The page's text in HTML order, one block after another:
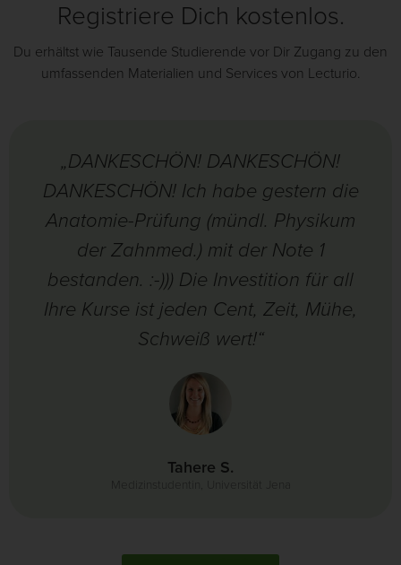
Registriere Dich kostenlos.
Du erhältst wie Tausende Studierende vor Dir Zugang zu den
umfassenden Materialien und Services von Lecturio.
„DANKESCHÖN! DANKESCHÖN!
DANKESCHÖN! Ich habe gestern die
Anatomie-Prüfung (mündl. Physikum
der Zahnmed.) mit der Note 1
bestanden. :-))) Die Investition für all
Ihre Kurse ist jeden Cent, Zeit, Mühe,
Schweiß wert!“
Tahere S.